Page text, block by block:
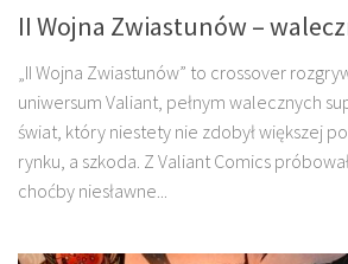
II Wojna Zwiastunów –
„II Wojna Zwiastunów” to crossover
uniwersum Valiant, pełnym walecznych
świat, który niestety nie zdobył większej
rynku, a szkoda. Z Valiant Comics
choćby niesławne...